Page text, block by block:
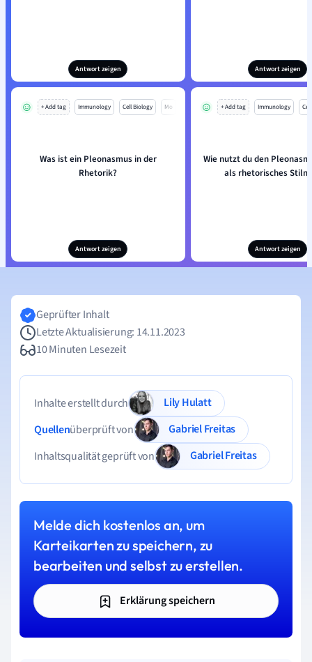
Antwort zeigen Antwort zeigen
+ Add tag Immunology Cell Biology Mo
Was ist ein Pleonasmus in der
Rhetorik?
Antwort zeigen
+ Add tag Immunology
Wie nutzt du den
als rhetorisches
Antwort zeigen
Geprüfter Inhalt
Letzte Aktualisierung: 14.11.2023
10 Minuten Lesezeit
Inhalte erstellt durch
Lily Hulatt
Quellenüberprüft von
Gabriel Freitas
Inhaltsqualität geprüft von
Gabriel Freitas
Melde dich kostenlos an, um
Karteikarten zu speichern, zu
bearbeiten und selbst zu erstellen.
Erklärung speichern